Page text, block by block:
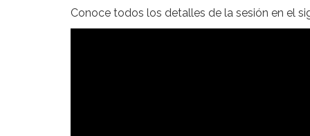
Conoce todos los detalles de la sesión en el